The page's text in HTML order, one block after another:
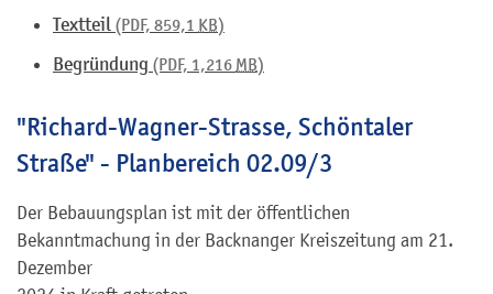
Textteil (PDF, 859,1 KB)
Begründung (PDF, 1,216MB)
"Richard-Wagner-Strasse, Schöntaler
Straße" - Planbereich 02.09/3
Der Bebauungsplan ist mit der öffentlichen
Bekanntmachung in der Backnanger Kreiszeitung am 21.
Dezember